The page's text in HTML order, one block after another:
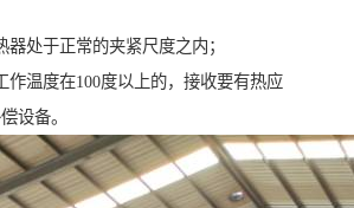
器处于正常的夹紧尺度之内；
作温度在100度以上的，接收要有热应
设备。